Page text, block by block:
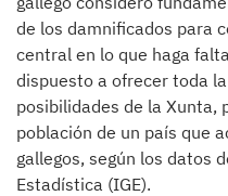
de los damnificados para
central en lo que haga
dispuesto a ofrecer toda
posibilidades de la Xunta,
población de un país que
gallegos, según los datos
Estadística (IGE).